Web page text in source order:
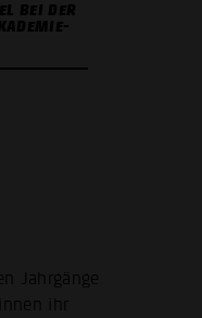
BEI DER
Jahrgänge
ihr